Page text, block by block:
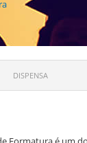
DISPENSA